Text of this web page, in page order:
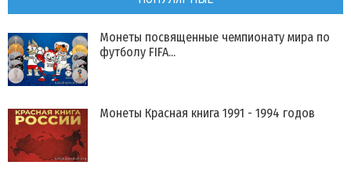
Монеты посвященные чемпионату мира по
футболу FIFA...
Монеты Красная книга 1991 - 1994 годов